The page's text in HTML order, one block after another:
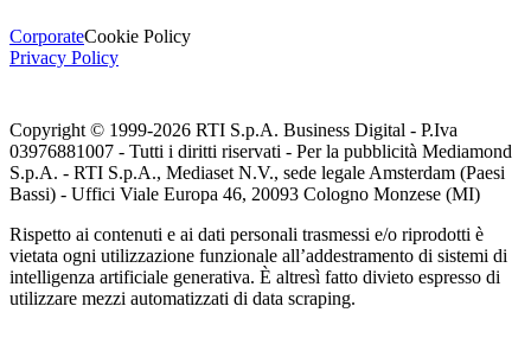
CorporateCookie Policy
Privacy Policy
Copyright © 1999-2026 RTI S.p.A. Business Digital - P.Iva
03976881007 - Tutti i diritti riservati - Per la pubblicità Mediamond
S.p.A. - RTI S.p.A., Mediaset N.V., sede legale Amsterdam (Paesi
Bassi) - Uffici Viale Europa 46, 20093 Cologno Monzese (MI)
Rispetto ai contenuti e ai dati personali trasmessi e/o riprodotti è
vietata ogni utilizzazione funzionale all’addestramento di sistemi di
intelligenza artificiale generativa. È altresì fatto divieto espresso di
utilizzare mezzi automatizzati di data scraping.